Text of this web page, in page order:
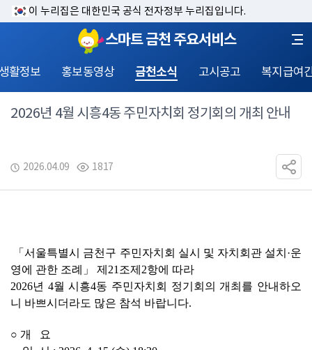
이 누리집은 대한민국 공식 전자정부 누리집입니다.
스마트 금천 주요서비스
활정보 홍보동영상 금천소식 고시공고 복지급여
2026년 4월 시흥4동 주민자치회 정기회의 개최 안내
2026.04.09 1817
「서울특별시 금천구 주민자치회 실시 및 자치회관 설치 ·운
영에 관한 조례 」 제 21 조제 2항에 따라
2026년 4월 시흥4동 주민자치회 정기회의 개최를 안내하오
니 바쁘시더라도 많은 참석 바랍니다.
○ 개   요